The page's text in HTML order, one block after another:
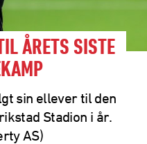
ÅRETS SISTE
sin ellever til den
Stadion i år.
AS)